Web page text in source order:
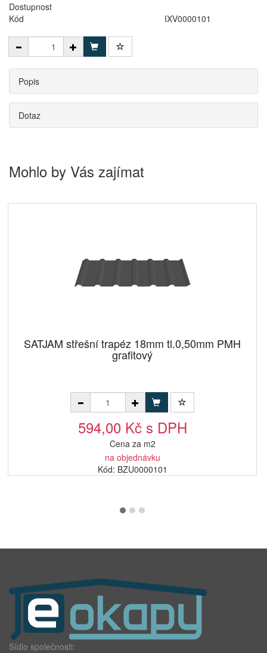
Dostupnost
Kód
IXV0000101
Popis
Dotaz
Mohlo by Vás zajímat
SATJAM střešní trapéz 18mm tl.0,50mm PMH
grafitový
594,00 Kč s DPH
Cena za m2
na objednávku
Kód: BZU0000101
Sídlo společnosti: